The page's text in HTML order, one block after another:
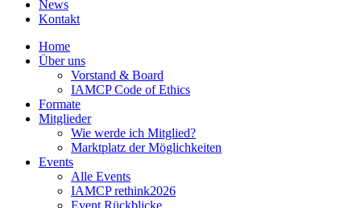
News
Kontakt
Home
Über uns
Vorstand & Board
IAMCP Code of Ethics
Formate
Mitglieder
Wie werde ich Mitglied?
Marktplatz der Möglichkeiten
Events
Alle Events
IAMCP rethink2026
Event Rückblicke